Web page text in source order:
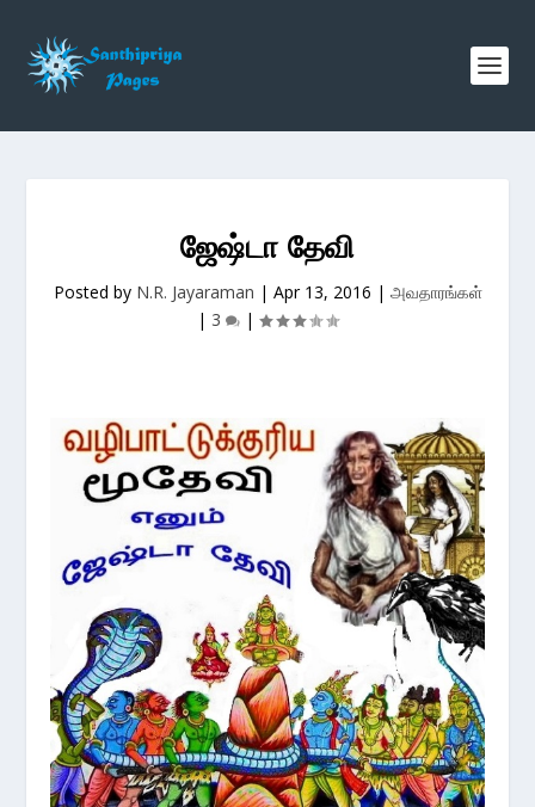
ஜேஷ்டா தேவி
Posted by N.R. Jayaraman | Apr 13, 2016 | அவதாரங்கள்
| 3 |